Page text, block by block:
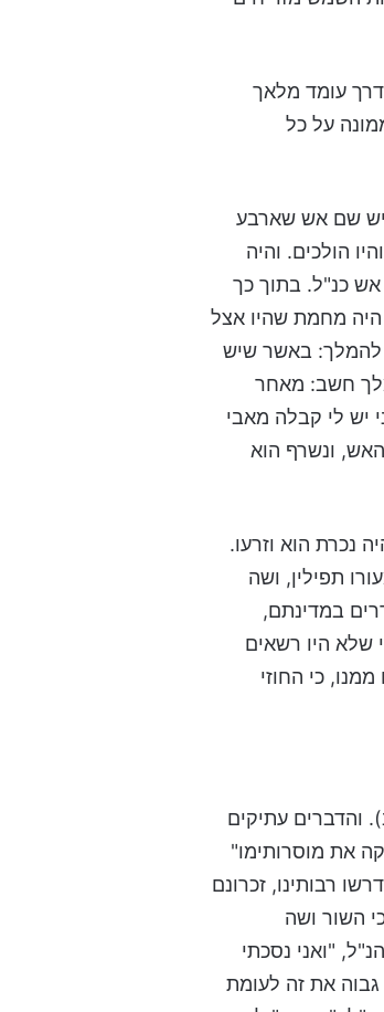
עומד מלאך
על כל
שם אש שארבע
הולכים. והיה
כנ"ל. בתוך כך
היה מחמת שהיו אצל
להמלך: באשר שיש
חשב: מאחר
יש לי קבלה מאבי
ונשרף הוא
נכרת הוא וזרעו.
תפילין, ושה
במדינתם,
שלא היו רשאים
כי החוזי
והדברים עתיקים
את מוסרותימו"
רבותינו, זכרונם
השור ושה
"ואני נסכתי
את זה לעומת